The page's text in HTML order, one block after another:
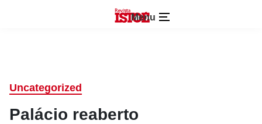
Menu
Uncategorized
Palácio reaberto